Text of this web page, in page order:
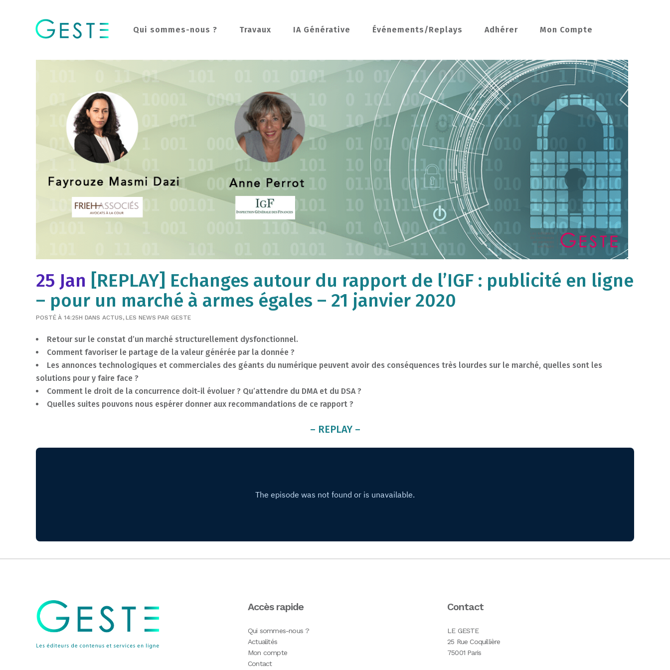
Qui sommes-nous ? Travaux IA Générative Événements/Replays Adhérer Mon Compte
25 Jan [REPLAY] Echanges autour du rapport de l’IGF : publicité en ligne
– pour un marché à armes égales – 21 janvier 2020
POSTÉ À 14:25H DANSACTUS,LES NEWS PARGESTE
Retour sur le constat d’un marché structurellement dysfonctionnel.
Comment favoriser le partage de la valeur générée par la donnée ?
Les annonces technologiques et commerciales des géants du numérique peuvent avoir des conséquences très lourdes sur le marché, quelles sont les
solutions pour y faire face ?
Comment le droit de la concurrence doit-il évoluer ? Qu’attendre du DMA et du DSA ?
Quelles suites pouvons nous espérer donner aux recommandations de ce rapport ?
– REPLAY –
Accès rapide
Qui sommes-nous ?
Actualités
Mon compte
Contact
Contact
LE GESTE
25 Rue Coquillière
75001 Paris